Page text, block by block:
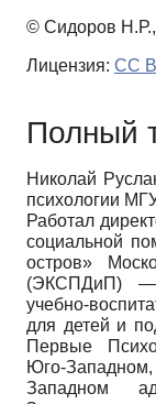
© Сидоров
Лицензия: CC
Полный
Николай
психологии
Работал
социальной
остров»
(ЭКСПДиП) —
учебно-
для детей и
Первые
Юго-
Западном